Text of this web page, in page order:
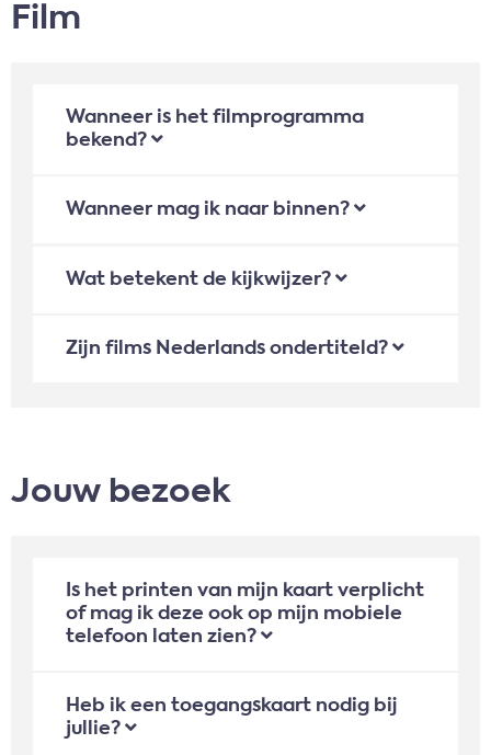
Film
Wanneer is het filmprogramma
bekend?
Wanneer mag ik naar binnen?
Wat betekent de kijkwijzer?
Zijn films Nederlands ondertiteld?
Jouw bezoek
Is het printen van mijn kaart verplicht
of mag ik deze ook op mijn mobiele
telefoon laten zien?
Heb ik een toegangskaart nodig bij
jullie?